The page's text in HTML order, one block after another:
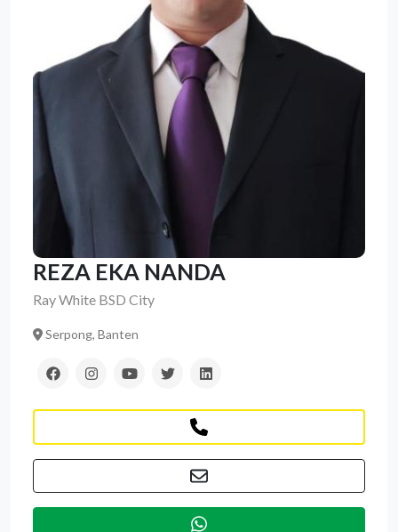
REZA EKA NANDA
Ray White BSD City
Serpong, Banten